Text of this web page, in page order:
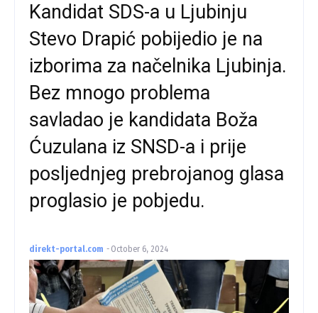
Kandidat SDS-a u Ljubinju
Stevo Drapić pobijedio je na
izborima za načelnika Ljubinja.
Bez mnogo problema
savladao je kandidata Boža
Ćuzulana iz SNSD-a i prije
posljednjeg prebrojanog glasa
proglasio je pobjedu.
direkt-portal.com - October 6, 2024